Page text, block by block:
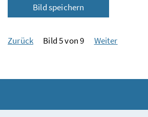
Bild speichern
Zurück Bild 5 von 9 Weiter